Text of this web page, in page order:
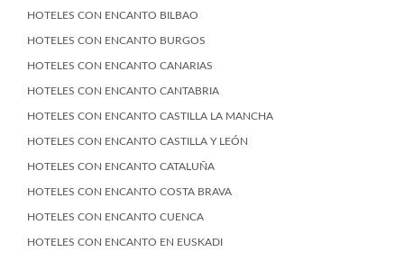
HOTELES CON ENCANTO BILBAO
HOTELES CON ENCANTO BURGOS
HOTELES CON ENCANTO CANARIAS
HOTELES CON ENCANTO CANTABRIA
HOTELES CON ENCANTO CASTILLA LA MANCHA
HOTELES CON ENCANTO CASTILLA Y LEÓN
HOTELES CON ENCANTO CATALUÑA
HOTELES CON ENCANTO COSTA BRAVA
HOTELES CON ENCANTO CUENCA
HOTELES CON ENCANTO EN EUSKADI